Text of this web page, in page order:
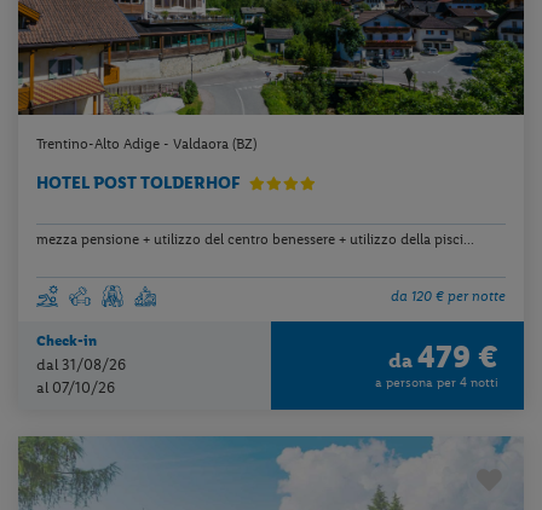
Trentino-Alto Adige - Valdaora (BZ)
HOTEL POST TOLDERHOF
mezza pensione + utilizzo del centro benessere + utilizzo della pisci...
da 120 € per notte
Check-in
dal 31/08/26
al 07/10/26
da 479 €
a persona per 4 notti